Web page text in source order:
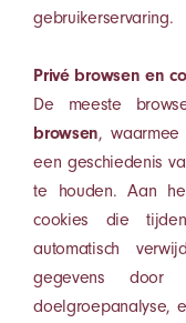
gebruikerservaring.
Privé browsen en
De meeste
browsen,
een geschiedenis
te houden. Aan
cookies die
automatisch
gegevens door
doelgroepanalyse,